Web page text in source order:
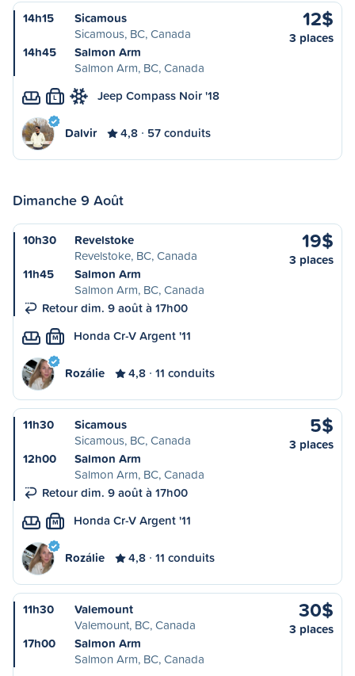
14h15
Sicamous
Sicamous, BC, Canada
14h45
Salmon Arm
Salmon Arm, BC, Canada
12$
3 places
L Jeep Compass Noir '18
Dalvir 4,8 57 conduits
Dimanche 9 Août
10h30
Revelstoke
Revelstoke, BC, Canada
11h45
Salmon Arm
Salmon Arm, BC, Canada
Retour dim. 9 août à 17h00
19$
3 places
M Honda Cr-V Argent '11
Rozálie 4,8 11 conduits
11h30
Sicamous
Sicamous, BC, Canada
12h00
Salmon Arm
Salmon Arm, BC, Canada
Retour dim. 9 août à 17h00
5$
3 places
M Honda Cr-V Argent '11
Rozálie 4,8 11 conduits
11h30
Valemount
Valemount, BC, Canada
17h00
Salmon Arm
Salmon Arm, BC, Canada
30$
3 places